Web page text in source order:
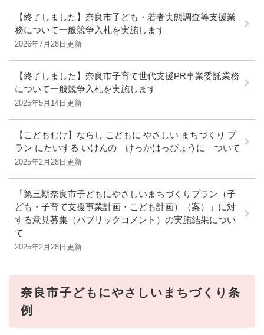
【終了しました】奈良市子ども・若者実態調査等支援業
務について一般競争入札を実施します
2026年7月28日更新
【終了しました】奈良市子育て世代支援PR事業委託業務
について一般競争入札を実施します
2025年5月14日更新
【こどもむけ】ならし こどもに やさしい まちづくり プ
ラン にたいする いけんの けっかはっぴょうに ついて
2025年2月28日更新
「第三期奈良市子どもにやさしいまちづくりプラン（子
ども・子育て支援事業計画・こども計画）（案）」に対
する意見募集（パブリックコメント）の実施結果につい
て
2025年2月28日更新
奈良市子どもにやさしいまちづくり条
例